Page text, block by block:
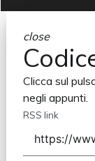
close
Clicca sul
negli appunti.
RSS link